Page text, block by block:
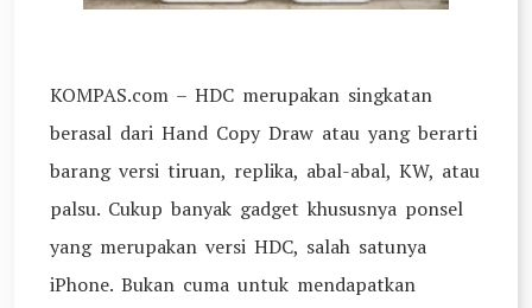
KOMPAS.com – HDC merupakan singkatan
berasal dari Hand Copy Draw atau yang berarti
barang versi tiruan, replika, abal-abal, KW, atau
palsu. Cukup banyak gadget khususnya ponsel
yang merupakan versi HDC, salah satunya
iPhone. Bukan cuma untuk mendapatkan